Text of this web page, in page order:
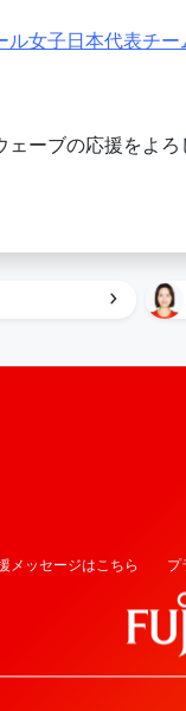
ル女子日本代表
ーブの応援をよろ
メッセージはこちら プ